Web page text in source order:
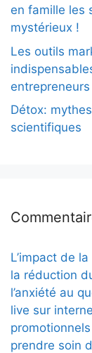
en famille les
mystérieux !
Les outils
entrepreneurs
Détox:
scientifiques
L’impact de
la réduction
l’anxiété au
live sur
promotionnels
prendre soin